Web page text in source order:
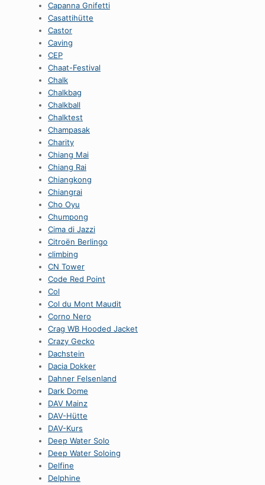
Capanna Gnifetti
Casattihütte
Castor
Caving
CEP
Chaat-Festival
Chalk
Chalkbag
Chalkball
Chalktest
Champasak
Charity
Chiang Mai
Chiang Rai
Chiangkong
Chiangrai
Cho Oyu
Chumpong
Cima di Jazzi
Citroën Berlingo
climbing
CN Tower
Code Red Point
Col
Col du Mont Maudit
Corno Nero
Crag WB Hooded Jacket
Crazy Gecko
Dachstein
Dacia Dokker
Dahner Felsenland
Dark Dome
DAV Mainz
DAV-Hütte
DAV-Kurs
Deep Water Solo
Deep Water Soloing
Delfine
Delphine